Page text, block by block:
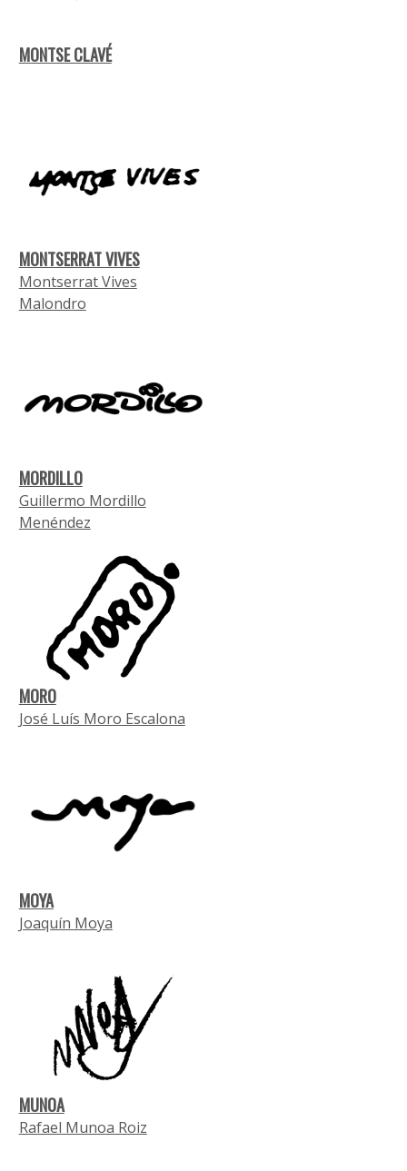
MONTSE CLAVÉ
MONTSERRAT VIVES
Montserrat Vives
Malondro
MORDILLO
Guillermo Mordillo
Menéndez
MORO
José Luís Moro Escalona
MOYA
Joaquín Moya
MUNOA
Rafael Munoa Roiz